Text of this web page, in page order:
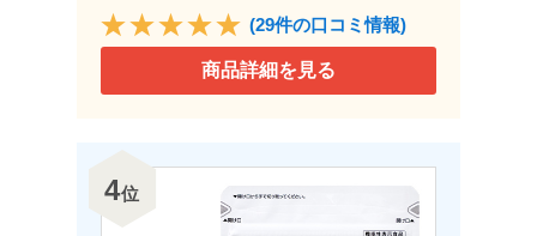
(29件の口コミ情報)
商品詳細を見る
4位